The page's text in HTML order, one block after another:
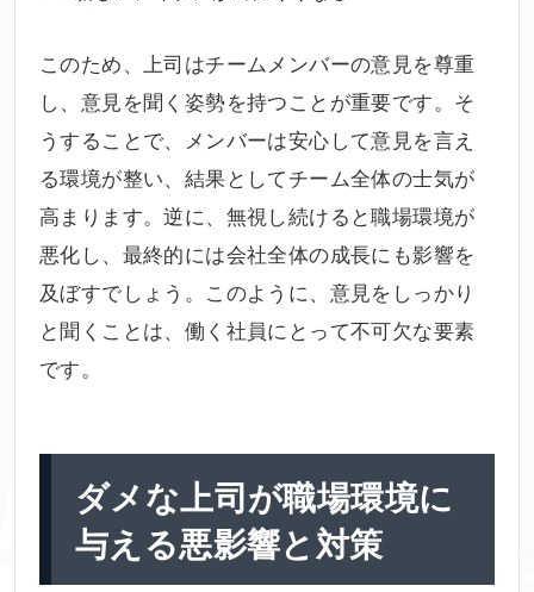
このため、上司はチームメンバーの意見を尊重
し、意見を聞く姿勢を持つことが重要です。そ
うすることで、メンバーは安心して意見を言え
る環境が整い、結果としてチーム全体の士気が
高まります。逆に、無視し続けると職場環境が
悪化し、最終的には会社全体の成長にも影響を
及ぼすでしょう。このように、意見をしっかり
と聞くことは、働く社員にとって不可欠な要素
です。
ダメな上司が職場環境に
与える悪影響と対策